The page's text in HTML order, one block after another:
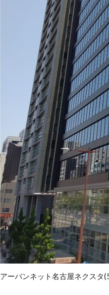
アーバンネット名古屋ネクスタ